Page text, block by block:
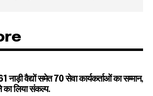
वैद्यों समेत 70 सेवा कार्यकर्ताओं का सम्मान,
का लिया संकल्प.